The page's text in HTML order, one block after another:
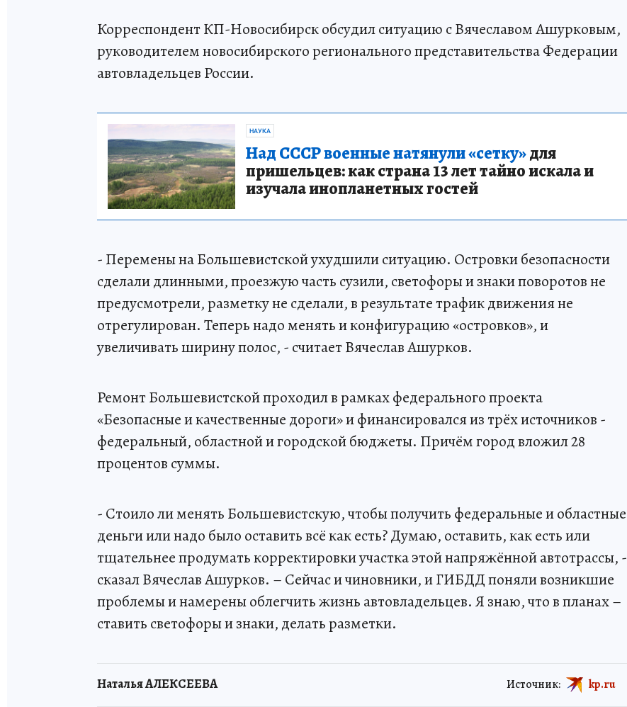
Корреспондент КП-Новосибирск обсудил ситуацию с Вячеславом Ашурковым,
руководителем новосибирского регионального представительства Федерации
автовладельцев России.
НАУКА
Над СССР военные натянули «сетку»для
пришельцев: как страна 13 лет тайно искала и
изучала инопланетных гостей
- Перемены на Большевистской ухудшили ситуацию. Островки безопасности
сделали длинными, проезжую часть сузили, светофоры и знаки поворотов не
предусмотрели, разметку не сделали, в результате трафик движения не
отрегулирован. Теперь надо менять и конфигурацию «островков», и
увеличивать ширину полос, - считает Вячеслав Ашурков.
Ремонт Большевистской проходил в рамках федерального проекта
«Безопасные и качественные дороги» и финансировался из трёх источников -
федеральный, областной и городской бюджеты. Причём город вложил 28
процентов суммы.
- Стоило ли менять Большевистскую, чтобы получить федеральные и областные
деньги или надо было оставить всё как есть? Думаю, оставить, как есть или
тщательнее продумать корректировки участка этой напряжённой автотрассы, -
сказал Вячеслав Ашурков. – Сейчас и чиновники, и ГИБДД поняли возникшие
проблемы и намерены облегчить жизнь автовладельцев. Я знаю, что в планах –
ставить светофоры и знаки, делать разметки.
Наталья АЛЕКСЕЕВА Источник: kp.ru